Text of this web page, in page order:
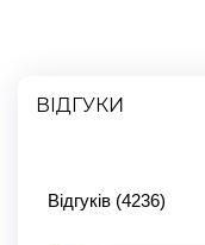
ВІДГУКИ